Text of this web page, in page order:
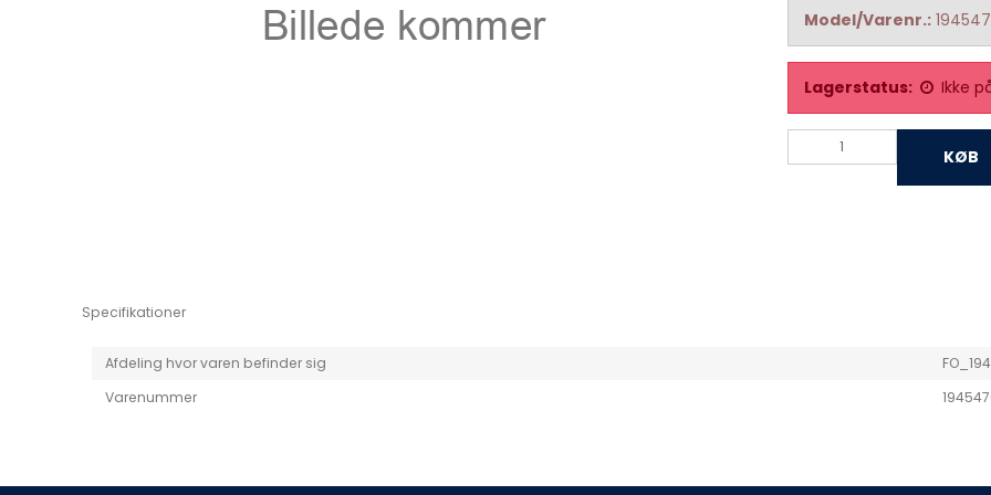
Niro EV
Model/Varenr.:
Lagerstatus: Ikke
KØB
Specifikationer
Afdeling hvor varen befinder sig
Varenummer